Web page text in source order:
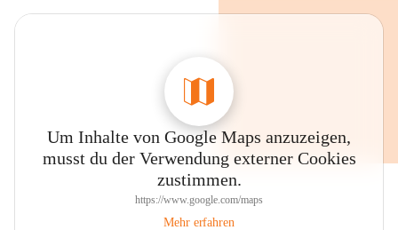
Um Inhalte von Google Maps anzuzeigen,
musst du der Verwendung externer Cookies
zustimmen.
https://www.google.com/maps
Mehr erfahren